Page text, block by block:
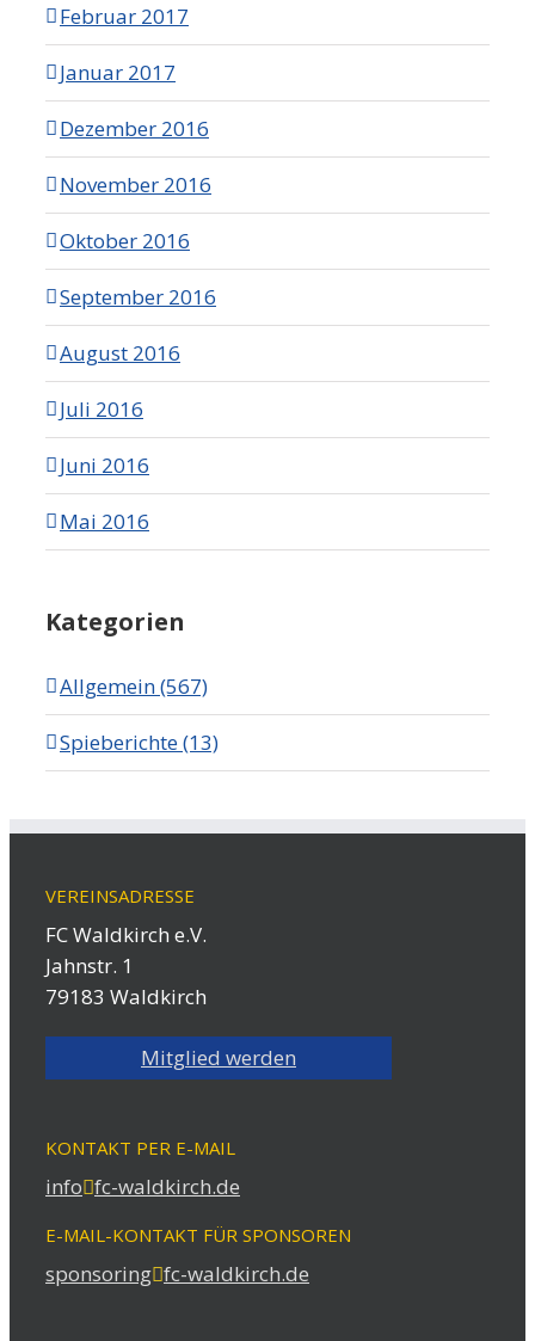
Februar 2017
Januar 2017
Dezember 2016
November 2016
Oktober 2016
September 2016
August 2016
Juli 2016
Juni 2016
Mai 2016
Kategorien
Allgemein (567)
Spieberichte (13)
VEREINSADRESSE
FC Waldkirch e.V.
Jahnstr. 1
79183 Waldkirch
Mitglied werden
KONTAKT PER E-MAIL
info fc-waldkirch.de
E-MAIL-KONTAKT FÜR SPONSOREN
sponsoring fc-waldkirch.de